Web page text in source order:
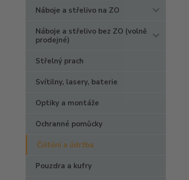
Náboje a střelivo na ZO
Náboje a střelivo bez ZO (volně
prodejné)
Střelný prach
Svítilny, lasery, baterie
Optiky a montáže
Ochranné pomůcky
Čištění a údržba
Pouzdra a kufry